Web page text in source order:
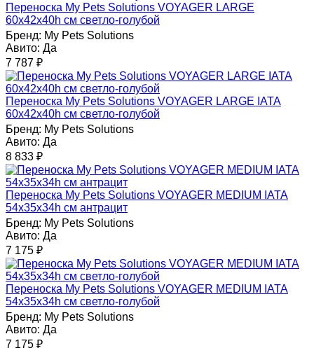
Переноска My Pets Solutions VOYAGER LARGE
60x42x40h см светло-голубой
Бренд: My Pets Solutions
Авито: Да
7 787 ₽
Переноска My Pets Solutions VOYAGER LARGE IATA
60x42x40h см светло-голубой
Бренд: My Pets Solutions
Авито: Да
8 833 ₽
Переноска My Pets Solutions VOYAGER MEDIUM IATA
54x35x34h см антрацит
Бренд: My Pets Solutions
Авито: Да
7 175 ₽
Переноска My Pets Solutions VOYAGER MEDIUM IATA
54x35x34h см светло-голубой
Бренд: My Pets Solutions
Авито: Да
7 175 ₽